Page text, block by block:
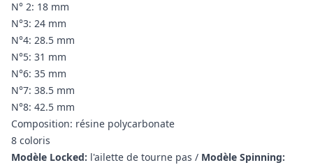
N° 2: 18 mm
N°3: 24 mm
N°4: 28.5 mm
N°5: 31 mm
N°6: 35 mm
N°7: 38.5 mm
N°8: 42.5 mm
Composition: résine polycarbonate
8 coloris
Modèle Locked: l'ailette de tourne pas / Modèle Spinning: